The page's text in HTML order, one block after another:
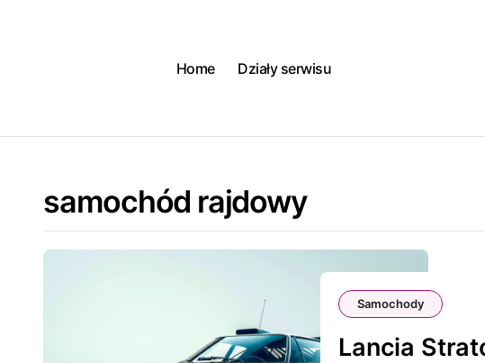
Home
Działy serwisu
samochód rajdowy
Samochody
Lancia